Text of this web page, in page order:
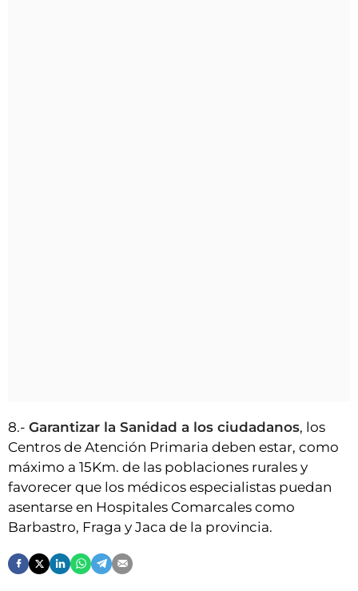
8.- Garantizar la Sanidad a los ciudadanos, los
Centros de Atención Primaria deben estar, como
máximo a 15Km. de las poblaciones rurales y
favorecer que los médicos especialistas puedan
asentarse en Hospitales Comarcales como
Barbastro, Fraga y Jaca de la provincia.